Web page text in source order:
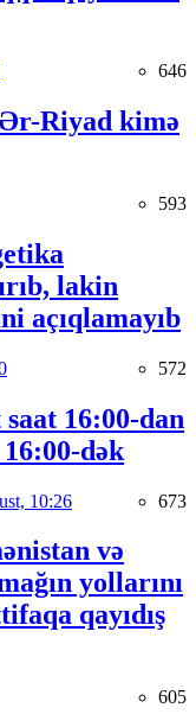
646
Riyad kimə
593
lakin
açıqlamayıb
572
16:00-dan
16:00-dək
10:26 673
və
yollarını
qayıdış
605